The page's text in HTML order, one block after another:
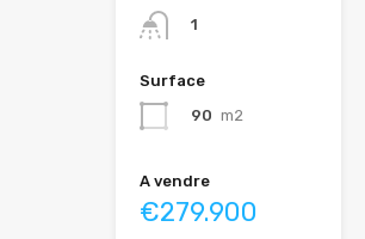
1
Surface
90 m2
A vendre
€279.900